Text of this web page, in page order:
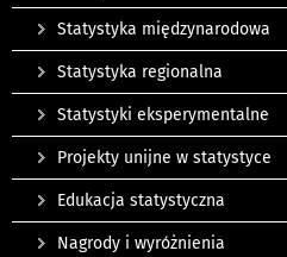
Statystyka międzynarodowa
Statystyka regionalna
Statystyki eksperymentalne
Projekty unijne w statystyce
Edukacja statystyczna
Nagrody i wyróżnienia